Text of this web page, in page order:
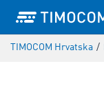
TIMOCOM Hrvatska /